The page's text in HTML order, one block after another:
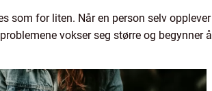
som for liten. Når en person selv
vokser seg større og begynner